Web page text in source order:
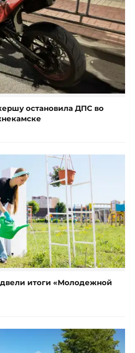
остановила ДПС во
итоги «Молодежной